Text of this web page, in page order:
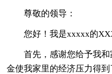
尊敬的领导：
您好！我是xxxxx的
首先，感谢您给予我
金使我家里的经济压力得